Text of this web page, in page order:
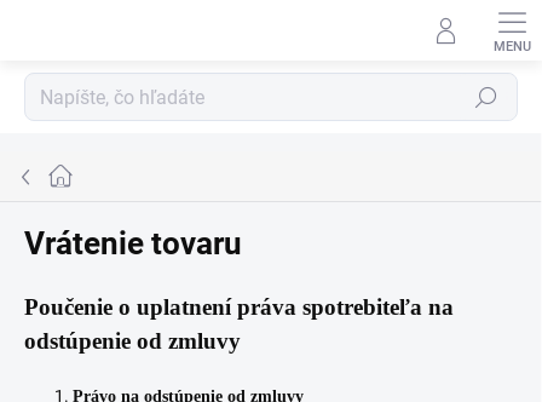
Hľadať
Domov
Vrátenie tovaru
Poučenie o uplatnení práva spotrebiteľa na
odstúpenie od zmluvy
Právo na odstúpenie od zmluvy